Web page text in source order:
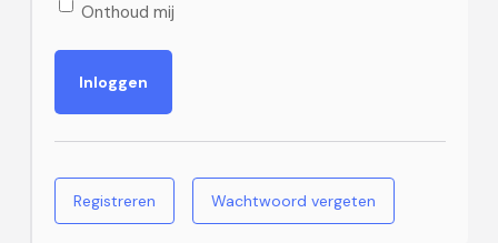
Onthoud mij
Registreren Wachtwoord vergeten